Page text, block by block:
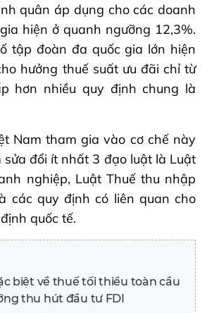
quân áp dụng cho các doanh
hiện ở quanh ngưỡng 12,3%.
tập đoàn đa quốc gia lớn hiện
hưởng thuế suất ưu đãi chỉ từ
hơn nhiều quy định chung là
Nam tham gia vào cơ chế này
đổi ít nhất 3 đạo luật là Luật
nghiệp, Luật Thuế thu nhập
các quy định có liên quan cho
quốc tế.
biệt về thuế tối thiểu toàn cầu
thu hút đầu tư FDI